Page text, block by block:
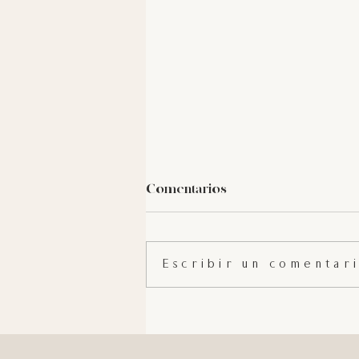
COLOR FPS 50+/UVA-FP 46
Comentarios
Escribir un